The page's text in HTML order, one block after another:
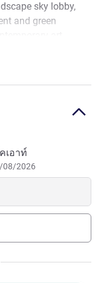
sky lobby,
and green
, communication"
travelers
Station is an
HK-MO Greater Bay
ride to the West
เอาท์
08/2026